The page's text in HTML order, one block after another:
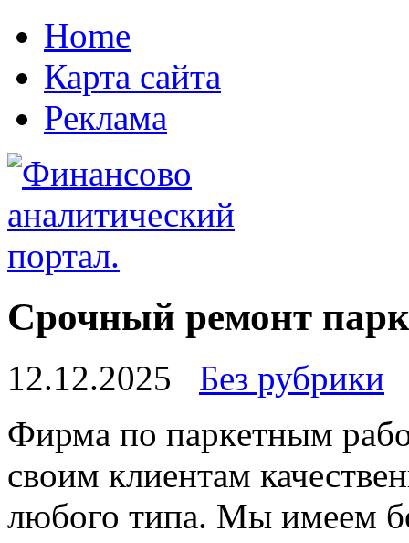
Home
Карта сайта
Реклама
Срочный ремонт
12.12.2025
Без рубрики
Фирмa пo пaркeтным
своим клиентам
любого типа. Мы имеем